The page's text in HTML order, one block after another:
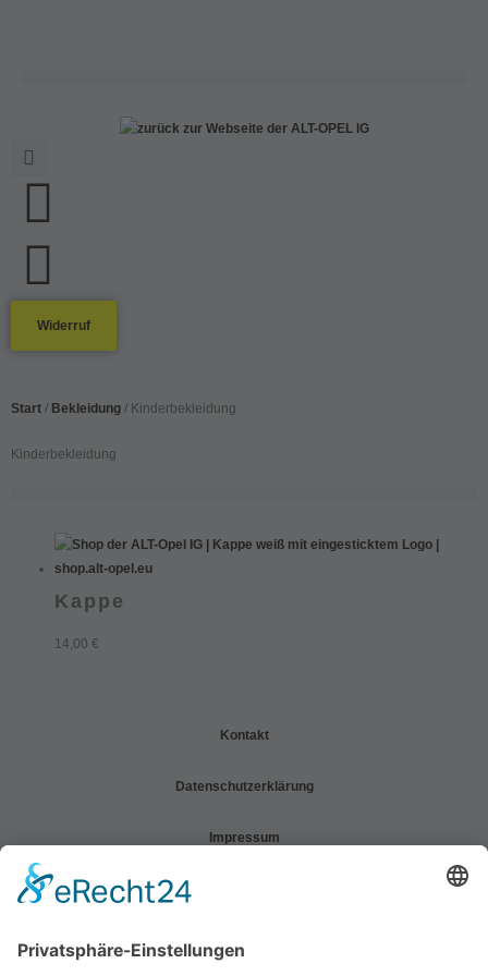
Widerruf
Start / Bekleidung / Kinderbekleidung
Kinderbekleidung
Kappe
14,00 €
Kontakt
Datenschutzerklärung
Impressum
Widerrufsbelehrung